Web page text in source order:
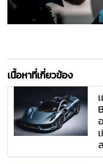
เนื้อหาที่เกี่ยวข้อง